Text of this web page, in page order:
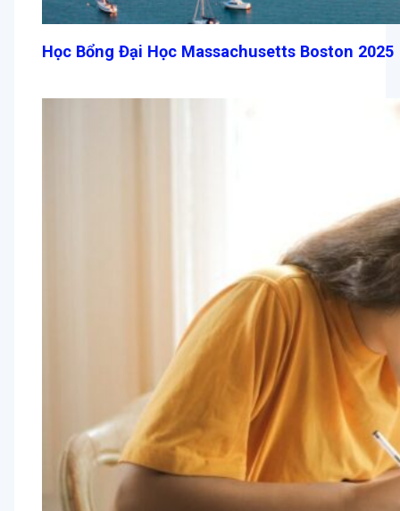
Học Bổng Đại Học Massachusetts Boston 2025